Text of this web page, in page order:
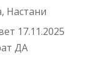
, Настани
17.11.2025
ДА